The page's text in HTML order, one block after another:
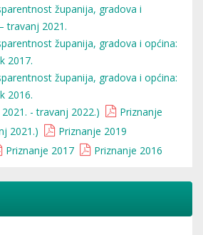
županija, gradova i
travanj 2021.
županija, gradova i općina:
2017.
županija, gradova i općina:
2016.
- travanj 2022.)
Priznanje
2021.)
Priznanje 2019
Priznanje 2017 Priznanje 2016